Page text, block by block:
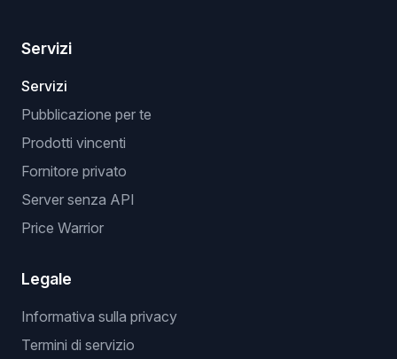
Servizi
Servizi
Pubblicazione per te
Prodotti vincenti
Fornitore privato
Server senza API
Price Warrior
Legale
Informativa sulla privacy
Termini di servizio